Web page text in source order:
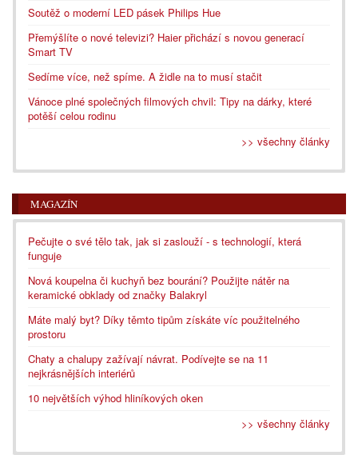
Soutěž o moderní LED pásek Philips Hue
Přemýšlíte o nové televizi? Haier přichází s novou generací
Smart TV
Sedíme více, než spíme. A židle na to musí stačit
Vánoce plné společných filmových chvil: Tipy na dárky, které
potěší celou rodinu
>> všechny články
MAGAZÍN
Pečujte o své tělo tak, jak si zaslouží - s technologií, která
funguje
Nová koupelna či kuchyň bez bourání? Použijte nátěr na
keramické obklady od značky Balakryl
Máte malý byt? Díky těmto tipům získáte víc použitelného
prostoru
Chaty a chalupy zažívají návrat. Podívejte se na 11
nejkrásnějších interiérů
10 největších výhod hliníkových oken
>> všechny články